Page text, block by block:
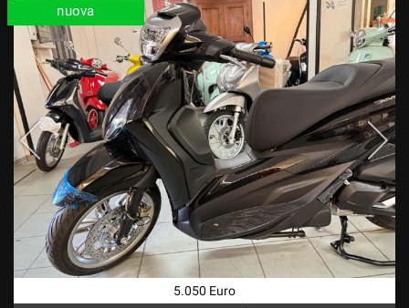
5.050 Euro
nuova